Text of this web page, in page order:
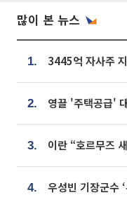
많이 본 뉴스
1.
2.
3.
4.